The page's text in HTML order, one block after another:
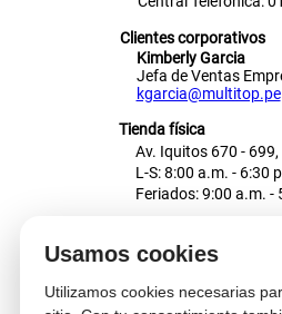
Usamos cookies
Utilizamos cookies necesarias
Clientes corporativos
Kimberly Garcia
Jefa de Ventas
kgarcia@multitop.pe
Tienda física
Av. Iquitos 670 -
L-S: 8:00 a.m. - 6:30
Feriados: 9:00 a.m. -
Atención al cliente